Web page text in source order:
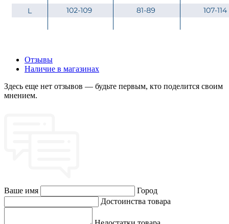
Отзывы
Наличие в магазинах
Здесь еще нет отзывов — будьте первым, кто поделится своим
мнением.
Ваше имя
Город
Достоинства товара